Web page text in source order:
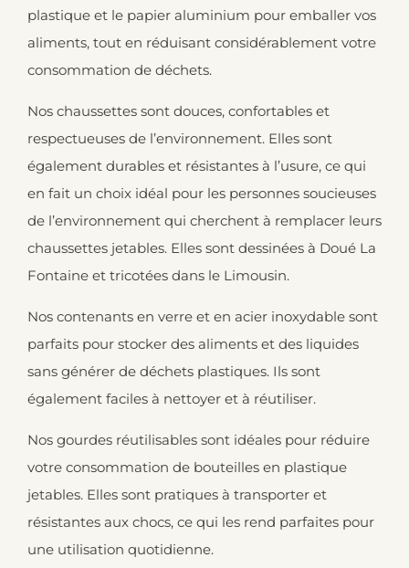
plastique et le papier aluminium pour emballer vos
aliments, tout en réduisant considérablement votre
consommation de déchets.
Nos chaussettes sont douces, confortables et
respectueuses de l’environnement. Elles sont
également durables et résistantes à l’usure, ce qui
en fait un choix idéal pour les personnes soucieuses
de l’environnement qui cherchent à remplacer leurs
chaussettes jetables. Elles sont dessinées à Doué La
Fontaine et tricotées dans le Limousin.
Nos contenants en verre et en acier inoxydable sont
parfaits pour stocker des aliments et des liquides
sans générer de déchets plastiques. Ils sont
également faciles à nettoyer et à réutiliser.
Nos gourdes réutilisables sont idéales pour réduire
votre consommation de bouteilles en plastique
jetables. Elles sont pratiques à transporter et
résistantes aux chocs, ce qui les rend parfaites pour
une utilisation quotidienne.